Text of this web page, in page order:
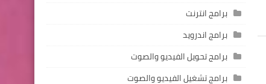
برامج انترنت
برامج اندرويد
برامج تحويل الفيديو والصوت
برامج تشغيل الفيديو والصوت